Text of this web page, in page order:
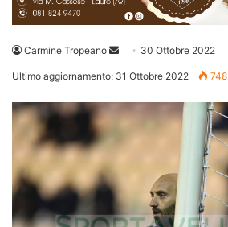
Carmine Tropeano
Invia 30 Ottobre 2022
Ultimo aggiornamento: 31 Ottobre 2022 748